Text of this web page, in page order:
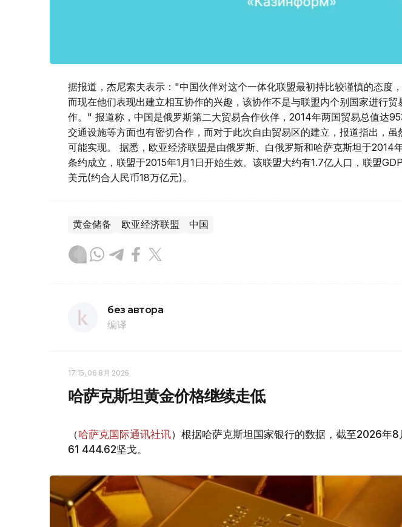
据报道，杰尼索夫表示："中国伙伴对这个一体化联盟最初持比较谨慎的态度
而现在他们表现出建立相互协作的兴趣，该协作不是与联盟内个别国家进行
作。" 报道称，中国是俄罗斯第二大贸易合作伙伴，2014年两国贸易总值达
交通设施等方面也有密切合作，而对于此次自由贸易区的建立，报道指出，
可能实现。 据悉，欧亚经济联盟是由俄罗斯、白俄罗斯和哈萨克斯坦于2014
条约成立，联盟于2015年1月1日开始生效。该联盟大约有1.7亿人口，联盟
美元(约合人民币18万亿元)。
黄金储备 欧亚经济联盟 中国
без автора
编译
17:15, 06 8月 2026
哈萨克斯坦黄金价格继续走低
（哈萨克国际通讯社讯）根据哈萨克斯坦国家银行的数据，截至2026年
61 444.62坚戈。